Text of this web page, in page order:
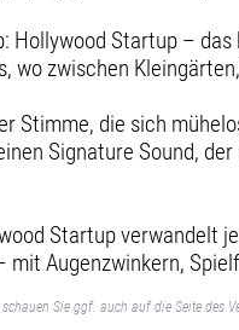
Startup –
zwischen
die sich
Signature Sound,
Startup verwandelt
Augenzwinkern,
Sie ggf. auch auf die Seite des